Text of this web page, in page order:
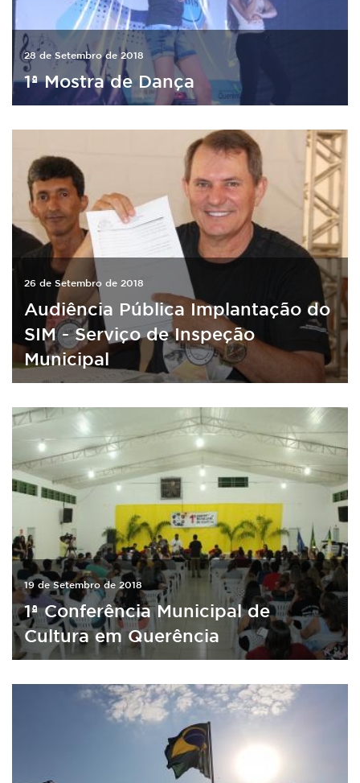
28 de Setembro de 2018
1ª Mostra de Dança
26 de Setembro de 2018
Audiência Pública Implantação do
SIM - Serviço de Inspeção
Municipal
19 de Setembro de 2018
1ª Conferência Municipal de
Cultura em Querência